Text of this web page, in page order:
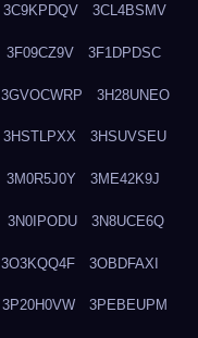
3C9KPDQV 3CL4BSMV
3F09CZ9V 3F1DPDSC
3GVOCWRP 3H28UNEO
3HSTLPXX 3HSUVSEU
3M0R5J0Y 3ME42K9J
3N0IPODU 3N8UCE6Q
3O3KQQ4F 3OBDFAXI
3P20H0VW 3PEBEUPM